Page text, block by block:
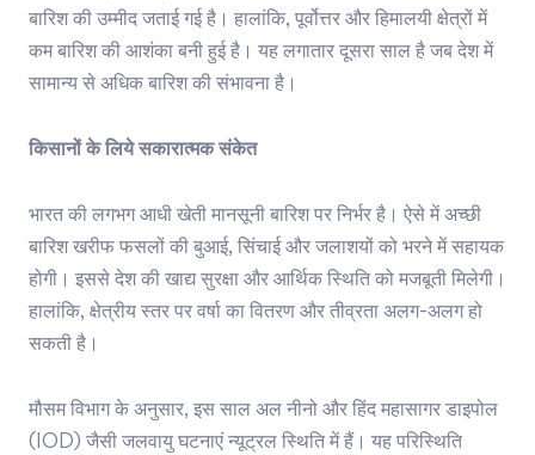
बारिश की उम्मीद जताई गई है। हालांकि, पूर्वोत्तर और हिमालयी क्षेत्रों में
कम बारिश की आशंका बनी हुई है। यह लगातार दूसरा साल है जब देश में
सामान्य से अधिक बारिश की संभावना है।
किसानों के लिये सकारात्मक संकेत
भारत की लगभग आधी खेती मानसूनी बारिश पर निर्भर है। ऐसे में अच्छी
बारिश खरीफ फसलों की बुआई, सिंचाई और जलाशयों को भरने में सहायक
होगी। इससे देश की खाद्य सुरक्षा और आर्थिक स्थिति को मजबूती मिलेगी।
हालांकि, क्षेत्रीय स्तर पर वर्षा का वितरण और तीव्रता अलग-अलग हो
सकती है।
मौसम विभाग के अनुसार, इस साल अल नीनो और हिंद महासागर डाइपोल
(IOD) जैसी जलवायु घटनाएं न्यूट्रल स्थिति में हैं। यह परिस्थिति